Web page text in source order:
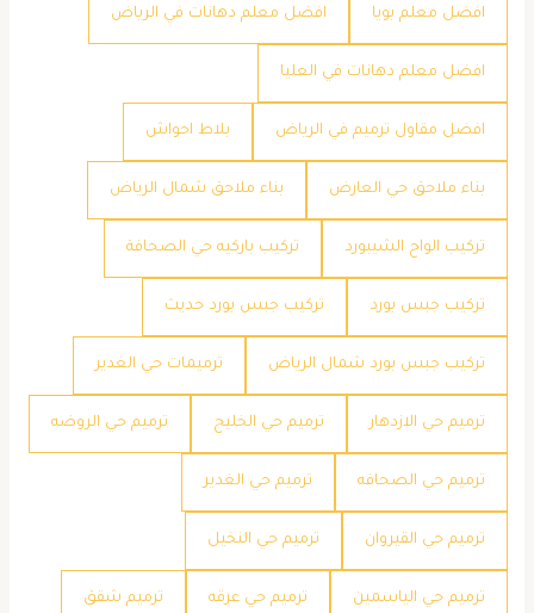
افضل معلم بويا افضل معلم دهانات في الرياض
افضل معلم دهانات في العليا
افضل مقاول ترميم في الرياض بلاط احواش
بناء ملاحق حي العارض بناء ملاحق شمال الرياض
تركيب الواح الشيبورد تركيب باركيه حي الصحافة
تركيب جبس بورد تركيب جبس بورد حديث
تركيب جبس بورد شمال الرياض ترميمات حي الغدير
ترميم حي الازدهار ترميم حي الخليج ترميم حي الروضه
ترميم حي الصحافه ترميم حي الغدير
ترميم حي القيروان ترميم حي النخيل
ترميم حي الياسمين ترميم حي عرقه ترميم شقق